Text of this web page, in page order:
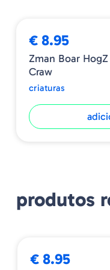
€ 8.95
Zman Boar
Craw
criaturas
produtos
€ 8.95